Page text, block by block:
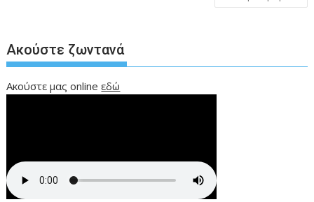
Ακούστε ζωντανά
Ακούστε μας onlineεδώ